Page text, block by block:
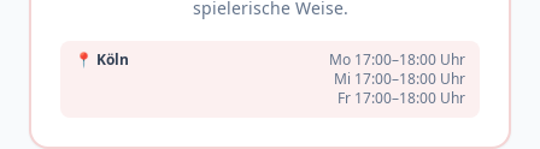
spielerische Weise.
📍 Köln
Mo 17:00–18:00 Uhr
Mi 17:00–18:00 Uhr
Fr 17:00–18:00 Uhr